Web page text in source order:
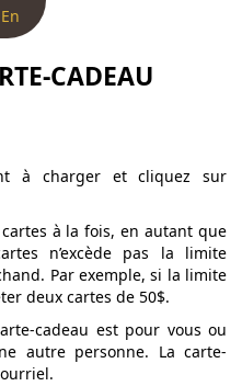
En
CADEAU
à charger et cliquez sur
à la fois, en autant que
n’excède pas la limite
Par exemple, si la limite
deux cartes de 50$.
cadeau est pour vous ou
autre personne. La carte-